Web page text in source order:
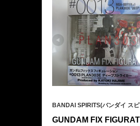
BANDAI SPIRITS(バンダイ ス
GUNDAM FIX